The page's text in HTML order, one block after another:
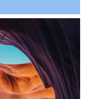
– Slider